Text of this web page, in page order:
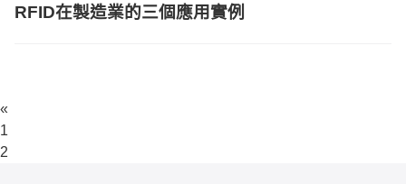
RFID在製造業的三個應用實例
«
1
2